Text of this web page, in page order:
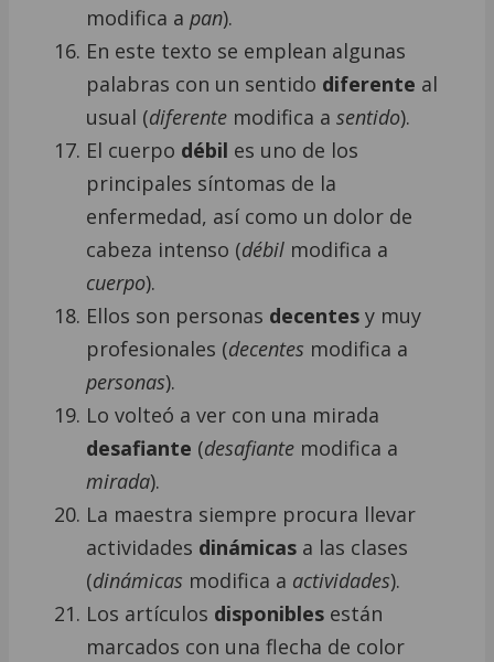
modifica a pan).
En este texto se emplean algunas
palabras con un sentido diferente al
usual (diferente modifica a sentido).
El cuerpo débil es uno de los
principales síntomas de la
enfermedad, así como un dolor de
cabeza intenso (débil modifica a
cuerpo).
Ellos son personas decentes y muy
profesionales (decentes modifica a
personas).
Lo volteó a ver con una mirada
desafiante (desafiante modifica a
mirada).
La maestra siempre procura llevar
actividades dinámicas a las clases
(dinámicas modifica a actividades).
Los artículos disponibles están
marcados con una flecha de color